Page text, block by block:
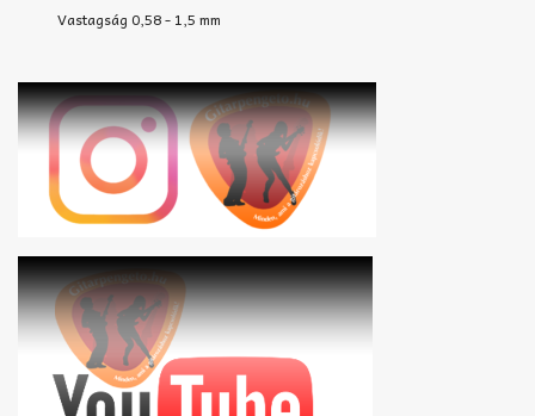
Vastagság 0,58 - 1,5 mm